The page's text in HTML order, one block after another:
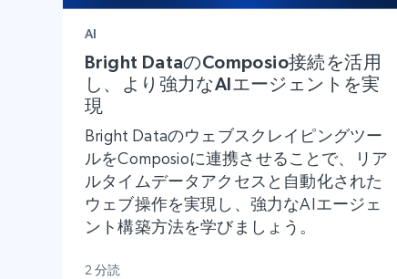
AI
Bright DataのComposio接続を活用
し、より強力なAIエージェントを実
現
Bright Dataのウェブスクレイピングツー
ルをComposioに連携させることで、リア
ルタイムデータアクセスと自動化された
ウェブ操作を実現し、強力なAIエージェ
ント構築方法を学びましょう。
2 分読